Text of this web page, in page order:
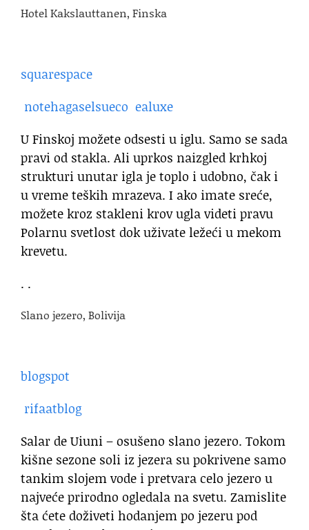
Hotel Kakslauttanen, Finska
squarespace
notehagaselsueco ealuxe
U Finskoj možete odsesti u iglu. Samo se sada
pravi od stakla. Ali uprkos naizgled krhkoj
strukturi unutar igla je toplo i udobno, čak i
u vreme teških mrazeva. I ako imate sreće,
možete kroz stakleni krov ugla videti pravu
Polarnu svetlost dok uživate ležeći u mekom
krevetu.
. .
Slano jezero, Bolivija
blogspot
rifaatblog
Salar de Uiuni – osušeno slano jezero. Tokom
kišne sezone soli iz jezera su pokrivene samo
tankim slojem vode i pretvara celo jezero u
najveće prirodno ogledala na svetu. Zamislite
šta ćete doživeti hodanjem po jezeru pod